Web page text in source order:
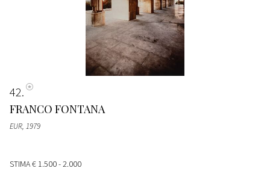
42
FRANCO FONTANA
EUR, 1979
STIMA€ 1.500 - 2.000